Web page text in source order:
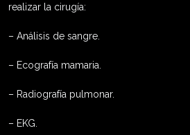
realizar la cirugía:
– Análisis de sangre.
– Ecografía mamaria.
– Radiografía pulmonar.
– EKG.